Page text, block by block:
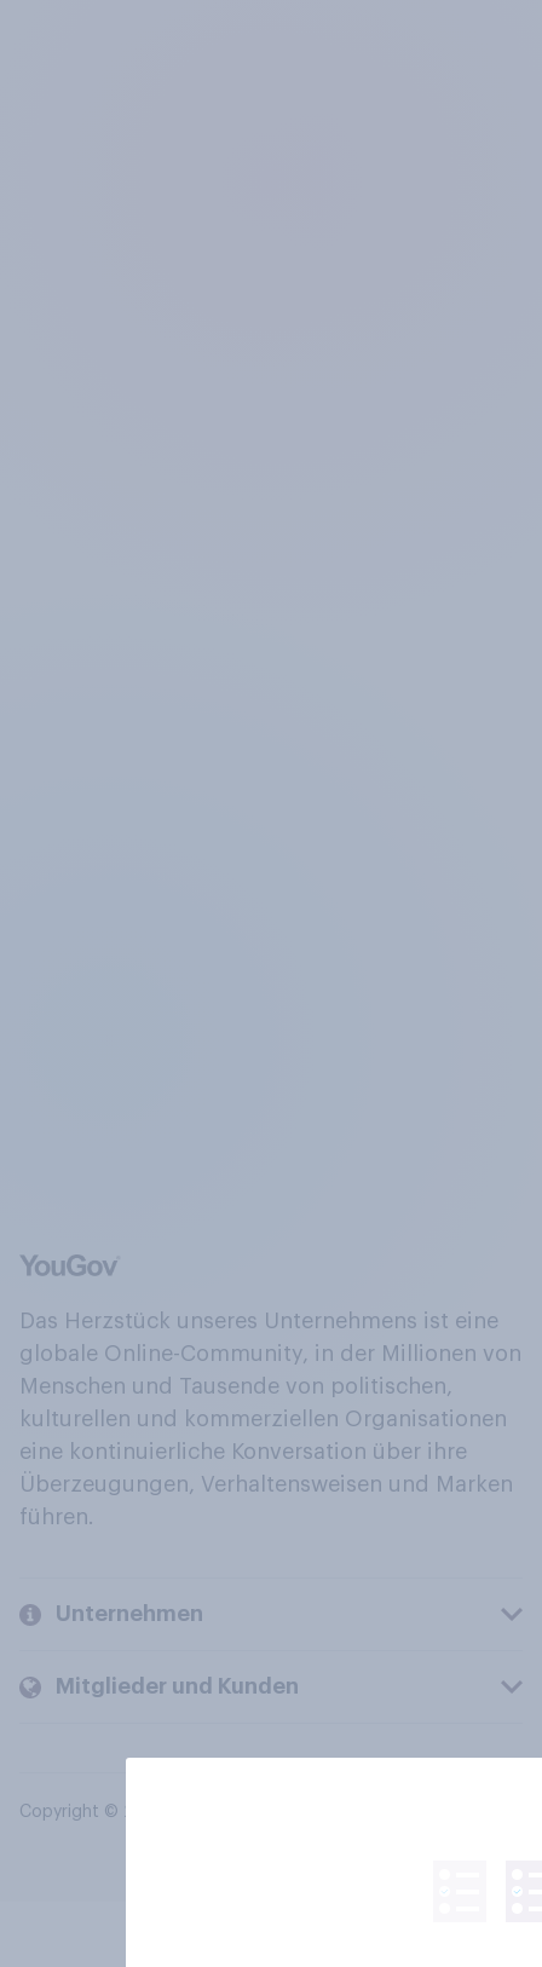
Das Herzstück unseres Unternehmens ist eine
globale Online-Community, in der Millionen von
Menschen und Tausende von politischen,
kulturellen und kommerziellen Organisationen
eine kontinuierliche Konversation über ihre
Überzeugungen, Verhaltensweisen und Marken
führen.
Unternehmen
Mitglieder und Kunden
Copyright © 2026 YouGov PLC. Alle Rechte vorbehalten.